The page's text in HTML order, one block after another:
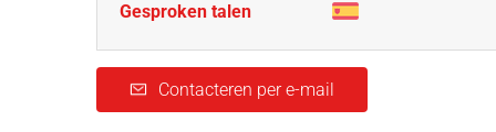
Gesproken talen
Contacteren per e-mail